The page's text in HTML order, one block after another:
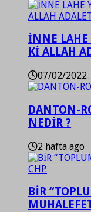
İNNE LAHE
Kİ ALLAH
07/02/2022
DANTON-
NEDİR ?
2 hafta ago
BİR